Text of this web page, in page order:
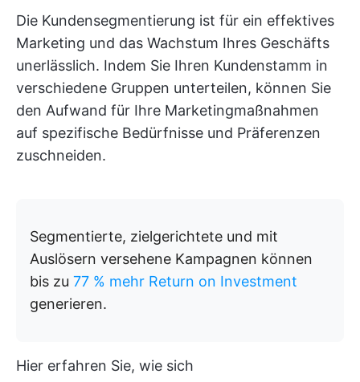
Die Kundensegmentierung ist für ein effektives
Marketing und das Wachstum Ihres Geschäfts
unerlässlich. Indem Sie Ihren Kundenstamm in
verschiedene Gruppen unterteilen, können Sie
den Aufwand für Ihre Marketingmaßnahmen
auf spezifische Bedürfnisse und Präferenzen
zuschneiden.
Segmentierte, zielgerichtete und mit
Auslösern versehene Kampagnen können
bis zu 77 % mehr Return on Investment
generieren.
Hier erfahren Sie, wie sich